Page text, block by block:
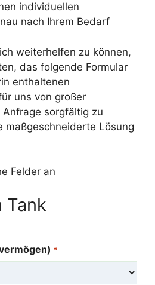
individuellen
nach Ihrem Bedarf
weiterhelfen zu können,
das folgende Formular
enthaltenen
uns von großer
sorgfältig zu
maßgeschneiderte Lösung
Felder an
Tank
*